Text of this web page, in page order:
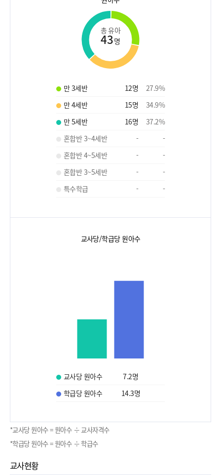
총 유아
43명
만 3세반 12명 27.9%
만 4세반
15명 34.9%
만 5세반
16명 37.2%
혼합반 3~4세반
-
-
혼합반 4~5세반
-
-
혼합반 3~5세반
-
-
특수학급
- -
교사당/학급당 원아수
교사당 원아수 7.2명
학급당 원아수
14.3명
*교사당 원아수 = 원아수 ÷ 교사자격수
*학급당 원아수 = 원아수 ÷ 학급수
교사현황